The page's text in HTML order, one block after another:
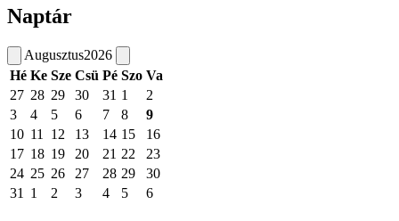
Naptár
Augusztus2026
Hé Ke Sze Csü Pé Szo Va
27 28 29 30 31 1
2
3
4 5 6 7 8
9
10 11 12 13 14 15
16
17 18 19 20 21 22
23
24 25 26 27 28 29
30
31
1 2 3 4 5 6